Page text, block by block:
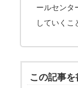
ールセンタ
していくこ
この記事